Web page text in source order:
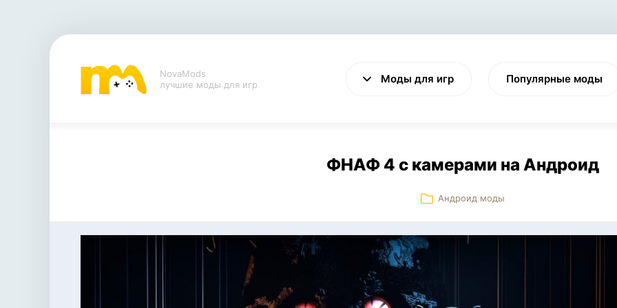
NovaMods
лучшие моды для игр
Моды для игр
VALHEIM
Популярные моды
ФНАФ 4 с камерами на Андроид
Андроид моды